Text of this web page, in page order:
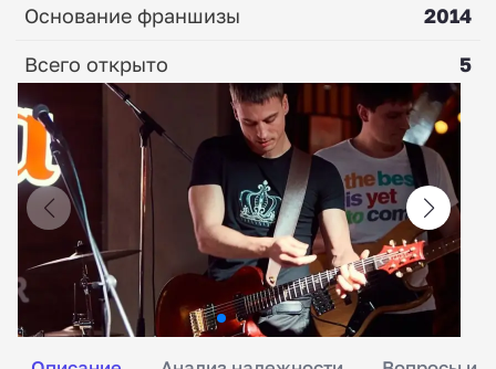
Основание франшизы
2014
Всего открыто
5